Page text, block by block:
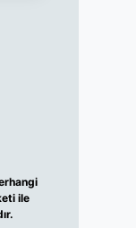
ile